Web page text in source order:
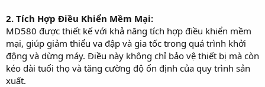
2. Tích Hợp Điều Khiển Mềm Mại:
MD580 được thiết kế với khả năng tích hợp điều khiển mềm
mại, giúp giảm thiểu va đập và gia tốc trong quá trình khởi
động và dừng máy. Điều này không chỉ bảo vệ thiết bị mà còn
kéo dài tuổi thọ và tăng cường độ ổn định của quy trình sản
xuất.